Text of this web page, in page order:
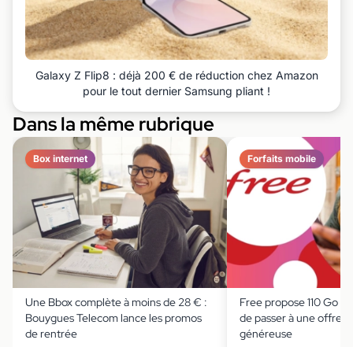
Galaxy Z Flip8 : déjà 200 € de réduction chez Amazon
pour le tout dernier Samsung pliant !
Dans la même rubrique
Box internet
Une Bbox complète à moins de 28 € :
Bouygues Telecom lance les promos
de rentrée
Forfaits mobile
Free propose 110 Go à
de passer à une offre
généreuse